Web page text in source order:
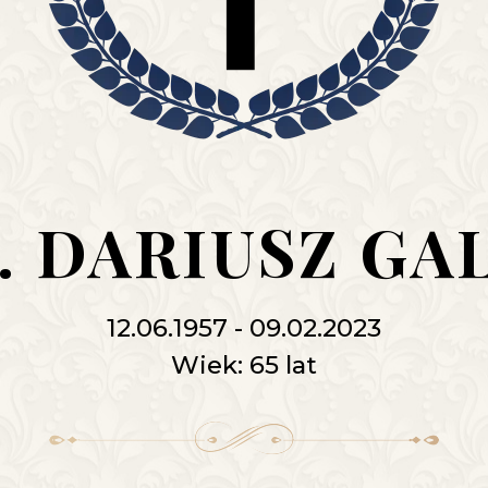
DARIUSZ
12.06.1957 - 09.02.2023
Wiek: 65 lat